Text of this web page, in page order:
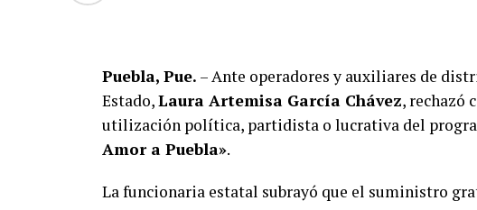
Puebla, Pue. – Ante operadores y auxiliares de
Estado,Laura Artemisa García Chávez, rechazó
utilización política, partidista o lucrativa del
Amor a Puebla».
La funcionaria estatal subrayó que el suministro